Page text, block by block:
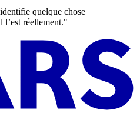
quelque chose
l’est réellement."